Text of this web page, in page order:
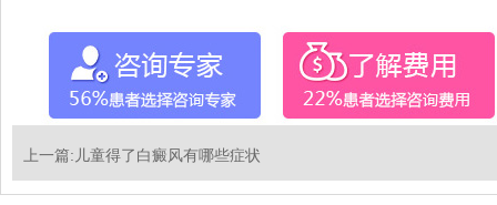
上一篇: 儿童得了白癜风有哪些症状